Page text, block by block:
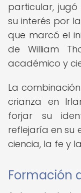
particular,
su interés por
que marcó el
de William
académico y
La
crianza en
forjar su
reflejaría en su
ciencia, la fe y
Formación